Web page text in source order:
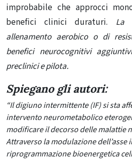
improbabile che approcci
benefici clinici duraturi. La
allenamento aerobico o di
benefici neurocognitivi
preclinici e pilota.
Spiegano gli autori:
“Il digiuno intermittente (IF) si sta
intervento neurometabolico
modificare il decorso delle malattie
Attraverso la modulazione dell’asse
riprogrammazione bioenergetica